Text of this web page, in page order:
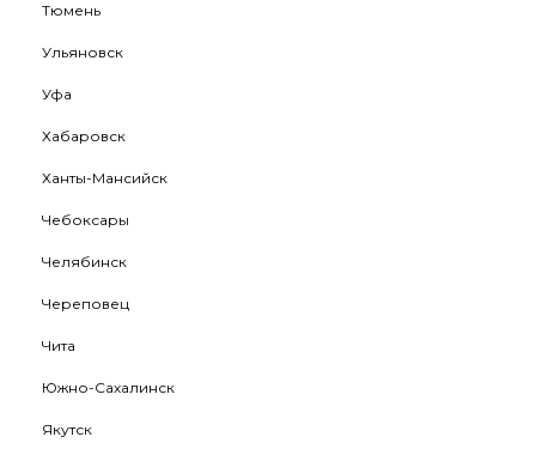
Тюмень
Ульяновск
Уфа
Хабаровск
Ханты-Мансийск
Чебоксары
Челябинск
Череповец
Чита
Южно-Сахалинск
Якутск